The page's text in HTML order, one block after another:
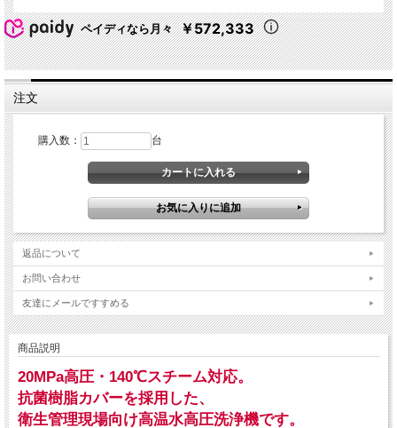
ペイディなら月々 ￥572,333
注文
購入数： 台
返品について
お問い合わせ
友達にメールですすめる
商品説明
20MPa高圧・140℃スチーム対応。
抗菌樹脂カバーを採用した、
衛生管理現場向け高温水高圧洗浄機です。